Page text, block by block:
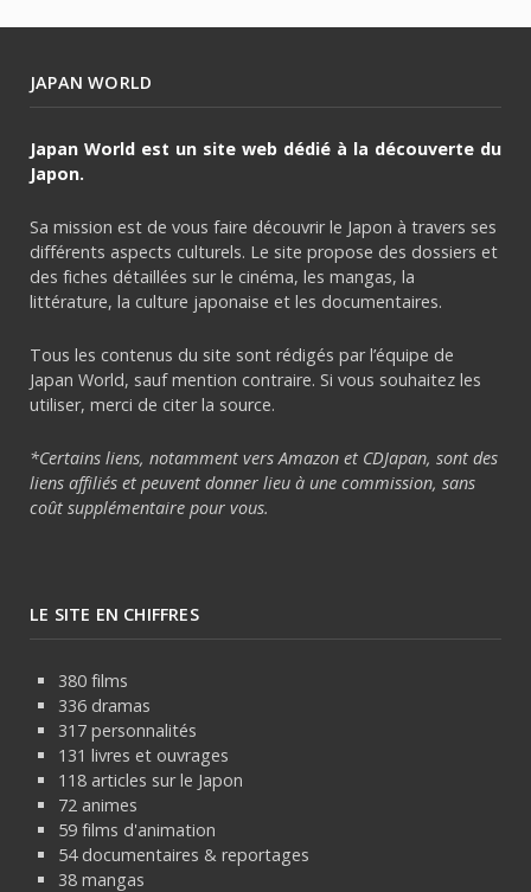
JAPAN WORLD
Japan World est un site web dédié à la découverte du
Japon.
Sa mission est de vous faire découvrir le Japon à travers ses
différents aspects culturels. Le site propose des dossiers et
des fiches détaillées sur le cinéma, les mangas, la
littérature, la culture japonaise et les documentaires.
Tous les contenus du site sont rédigés par l’équipe de
Japan World, sauf mention contraire. Si vous souhaitez les
utiliser, merci de citer la source.
*Certains liens, notamment vers Amazon et CDJapan, sont des
liens affiliés et peuvent donner lieu à une commission, sans
coût supplémentaire pour vous.
LE SITE EN CHIFFRES
380 films
336 dramas
317 personnalités
131 livres et ouvrages
118 articles sur le Japon
72 animes
59 films d'animation
54 documentaires & reportages
38 mangas